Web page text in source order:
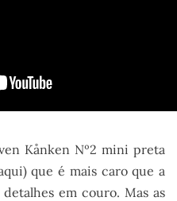
Kånken Nº2 mini preta
que é mais caro que a
em couro. Mas as